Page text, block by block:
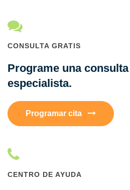
CONSULTA GRATIS
Programe una
especialista.
Programar cita
CENTRO DE AYUDA